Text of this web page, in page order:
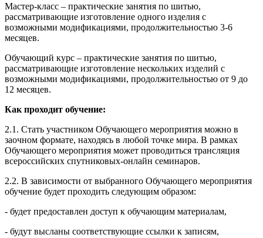
Мастер-класс – практические занятия по шитью,
рассматривающие изготовление одного изделия с
возможными модификациями, продолжительностью 3-6
месяцев.
Обучающий курс – практические занятия по шитью,
рассматривающие изготовление нескольких изделий с
возможными модификациями, продолжительностью от 9 до
12 месяцев.
Как проходит обучение:
2.1. Стать участником Обучающего мероприятия можно в
заочном формате, находясь в любой точке мира. В рамках
Обучающего мероприятия может проводиться трансляция
всероссийских спутниковых-онлайн семинаров.
2.2. В зависимости от выбранного Обучающего мероприятия
обучение будет проходить следующим образом:
- будет предоставлен доступ к обучающим материалам,
- будут высланы соответствующие ссылки к записям,